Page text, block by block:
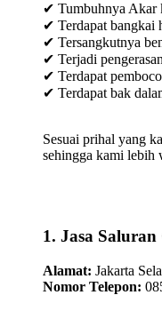
✔ Tumbuhnya Akar
✔ Terdapat bangkai
✔ Tersangkutnya
✔ Terjadi
✔ Terdapat
✔ Terdapat bak
Sesuai prihal yang
sehingga kami lebih
1. Jasa
Alamat: Jakarta
Nomor Telepon: